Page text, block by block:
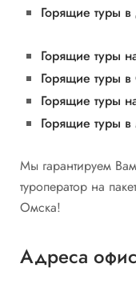
Горящие туры
Горящие туры
Горящие туры
Горящие туры
Горящие туры
Мы гарантируем
туроператор на
Омска!
Адреса